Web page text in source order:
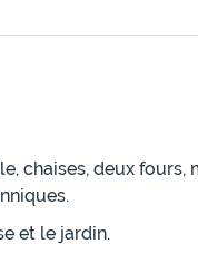
chaises, deux
et le jardin.